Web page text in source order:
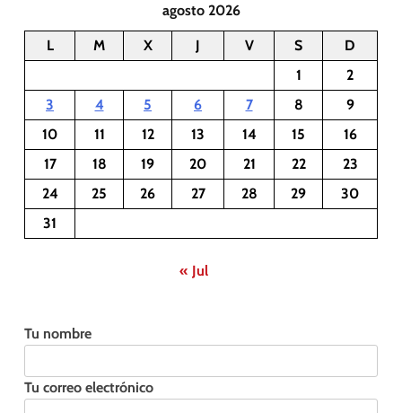
agosto 2026
L M X J V S
D
1
2
3
4 5 6 7 8
9
10
11 12 13 14 15
16
17
18 19 20 21 22
23
24
25 26 27 28 29
30
31
« Jul
Tu nombre
Tu correo electrónico